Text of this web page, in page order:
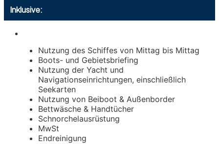
Inklusive:
Nutzung des Schiffes von Mittag bis Mittag
Boots- und Gebietsbriefing
Nutzung der Yacht und
Navigationseinrichtungen, einschließlich
Seekarten
Nutzung von Beiboot & Außenborder
Bettwäsche & Handtücher
Schnorchelausrüstung
MwSt
Endreinigung